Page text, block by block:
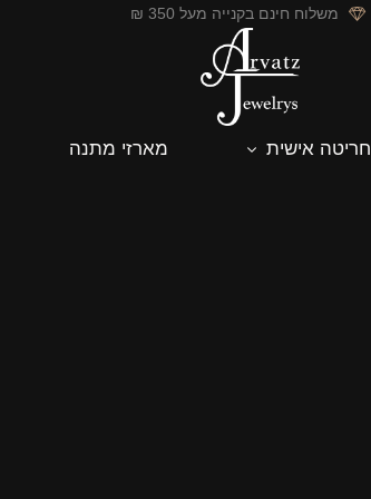
משלוח חינם בקנייה מעל 350 ₪
חריטה אישית מארזי מתנה